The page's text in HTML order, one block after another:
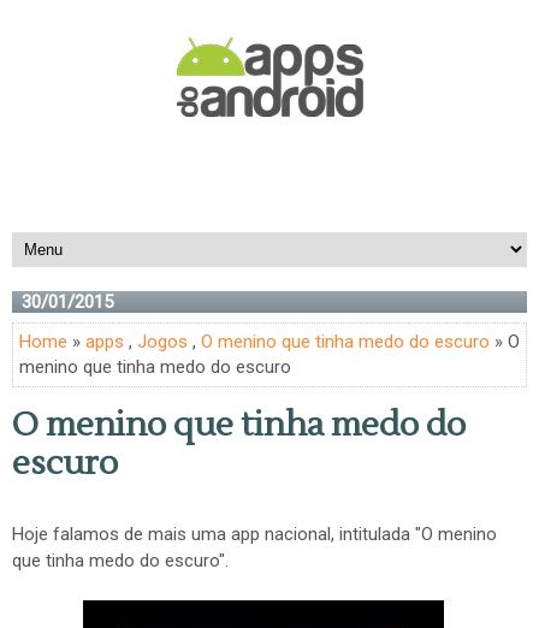
30/01/2015
Home » apps , Jogos , O menino que tinha medo do escuro » O
menino que tinha medo do escuro
O menino que tinha medo do
escuro
Hoje falamos de mais uma app nacional, intitulada "O menino
que tinha medo do escuro".